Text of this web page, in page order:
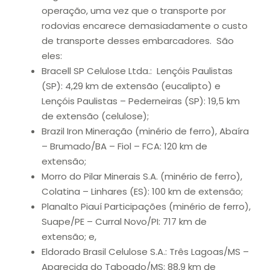
operação, uma vez que o transporte por
rodovias encarece demasiadamente o custo
de transporte desses embarcadores. São
eles:
Bracell SP Celulose Ltda.: Lençóis Paulistas
(SP): 4,29 km de extensão (eucalipto) e
Lençóis Paulistas – Pederneiras (SP): 19,5 km
de extensão (celulose);
Brazil Iron Mineração (minério de ferro), Abaíra
– Brumado/BA – Fiol – FCA: 120 km de
extensão;
Morro do Pilar Minerais S.A. (minério de ferro),
Colatina – Linhares (ES): 100 km de extensão;
Planalto Piauí Participações (minério de ferro),
Suape/PE – Curral Novo/PI: 717 km de
extensão; e,
Eldorado Brasil Celulose S.A.: Três Lagoas/MS –
Aparecida do Taboado/MS: 88,9 km de